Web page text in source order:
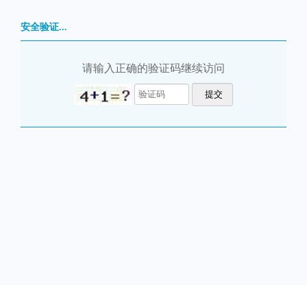
安全验证...
请输入正确的验证码继续访问